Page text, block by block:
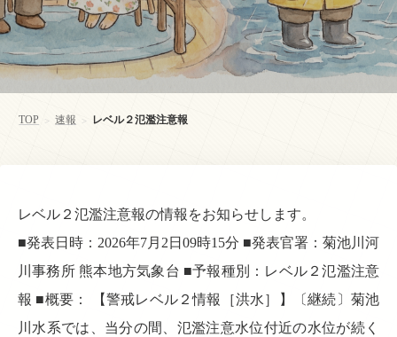
TOP > 速報 > レベル２氾濫注意報
レベル２氾濫注意報の情報をお知らせします。
■発表日時：2026年7月2日09時15分 ■発表官署：菊池川河
川事務所 熊本地方気象台 ■予報種別：レベル２氾濫注意
報 ■概要： 【警戒レベル２情報［洪水］】〔継続〕菊池
川水系では、当分の間、氾濫注意水位付近の水位が続く